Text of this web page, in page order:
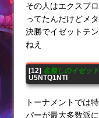
その人はエクスプ
ってたんだけどメ
決勝でイゼットテ
ねえ
[12] 名無しのイゼッ
U5NTQ1NTI
トーナメントでは
パーが最大多数派